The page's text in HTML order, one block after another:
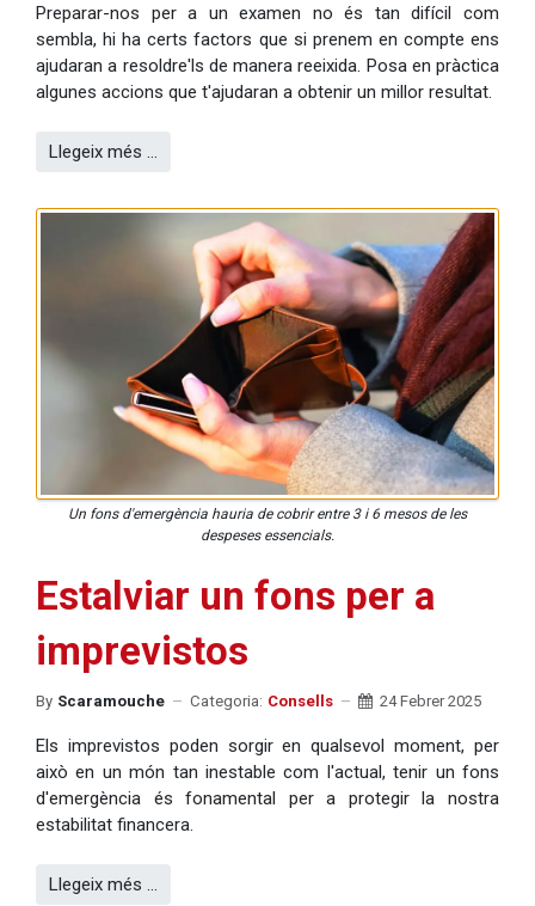
Preparar-nos per a un examen no és tan difícil com
sembla, hi ha certs factors que si prenem en compte ens
ajudaran a resoldre'ls de manera reeixida. Posa en pràctica
algunes accions que t'ajudaran a obtenir un millor resultat.
Llegeix més …
Un fons d'emergència hauria de cobrir entre 3 i 6 mesos de les
despeses essencials.
Estalviar un fons per a
imprevistos
By Scaramouche Categoria: Consells 24 Febrer 2025
Els imprevistos poden sorgir en qualsevol moment, per
això en un món tan inestable com l'actual, tenir un fons
d'emergència és fonamental per a protegir la nostra
estabilitat financera.
Llegeix més …